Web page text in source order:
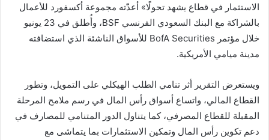
الاستثمار في قطاع يشهد تحولًا» أعدّته مجموعة أكسفورد للأعمال
بالشراكة مع البنك السعودي الفرنسي BSF، وأُطلق في 23 يونيو
خلال مؤتمر BofA Securities للأسواق الناشئة الذي استضافته
مدينة ميامي الأمريكية.
ويستعرض التقرير أثر تنامي الطلب الهيكلي على التمويل، وتطور
القطاع المالي، واتساع أسواق رأس المال في رسم ملامح المرحلة
المقبلة للقطاع المصرفي، كما يتناول الدور المتنامي للمصارف في
دعم تكوين رأس المال وتمكين الاستثمارات بما يتماشى مع